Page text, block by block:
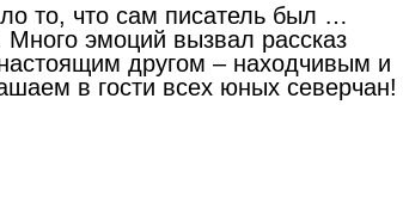
то, что сам писатель был …
эмоций вызвал рассказ
другом – находчивым и
в гости всех юных северчан!